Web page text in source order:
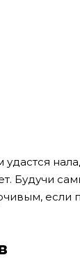
удастся
Будучи
если